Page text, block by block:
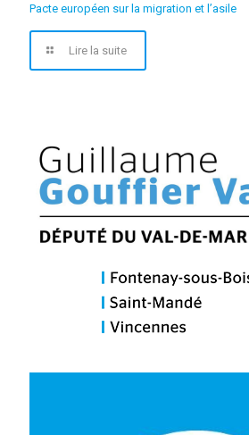
Pacte européen sur la migration et l’asile
Lire la suite